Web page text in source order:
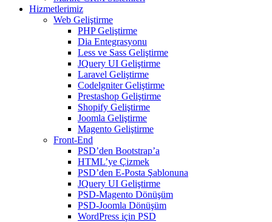
Hizmetlerimiz
Web Geliştirme
PHP Geliştirme
Dia Entegrasyonu
Less ve Sass Geliştirme
JQuery UI Geliştirme
Laravel Geliştirme
Codelgniter Geliştirme
Prestashop Geliştirme
Shopify Geliştirme
Joomla Geliştirme
Magento Geliştirme
Front-End
PSD’den Bootstrap’a
HTML’ye Çizmek
PSD’den E-Posta Şablonuna
JQuery UI Geliştirme
PSD-Magento Dönüşüm
PSD-Joomla Dönüşüm
WordPress için PSD